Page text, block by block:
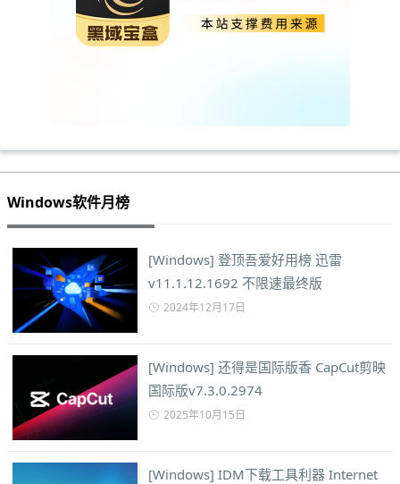
Windows软件月榜
[Windows] 登顶吾爱好用榜 迅雷
v11.1.12.1692 不限速最终版
2024年12月17日
[Windows] 还得是国际版香 CapCut剪映
国际版v7.3.0.2974
2025年10月15日
[Windows] IDM下载工具利器 Internet